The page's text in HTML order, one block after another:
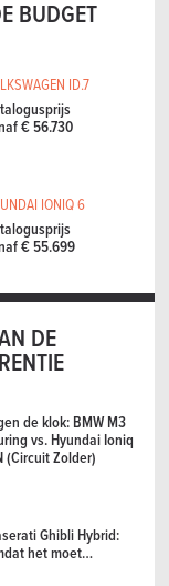
BUDGET
ID.7
€ 56.730
IONIQ 6
€ 55.699
DE
de klok: BMW M3
vs. Hyundai Ioniq
(Circuit Zolder)
Ghibli Hybrid:
het moet…